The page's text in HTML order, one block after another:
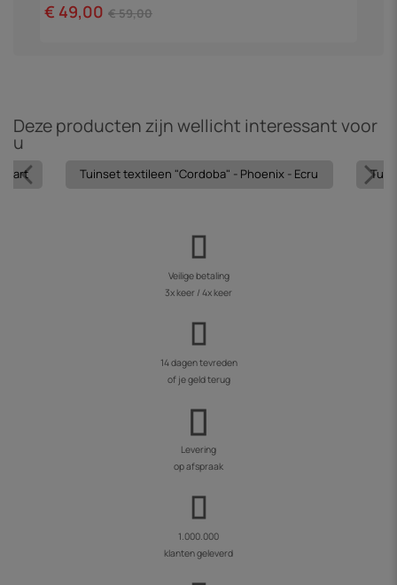
€ 49,00 € 59,00
Deze producten zijn wellicht interessant voor
u
Tuinset textileen "Cordoba" - Phoenix - Ecru
Veilige betaling
3x keer / 4x keer
14 dagen tevreden
of je geld terug
Levering
op afspraak
1.000.000
klanten geleverd